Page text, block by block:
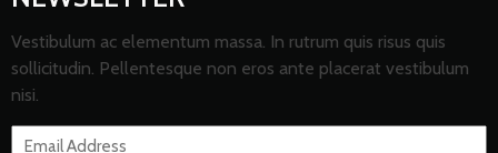
Vestibulum ac elementum massa. In rutrum quis risus quis
sollicitudin. Pellentesque non eros ante placerat vestibulum
nisi.